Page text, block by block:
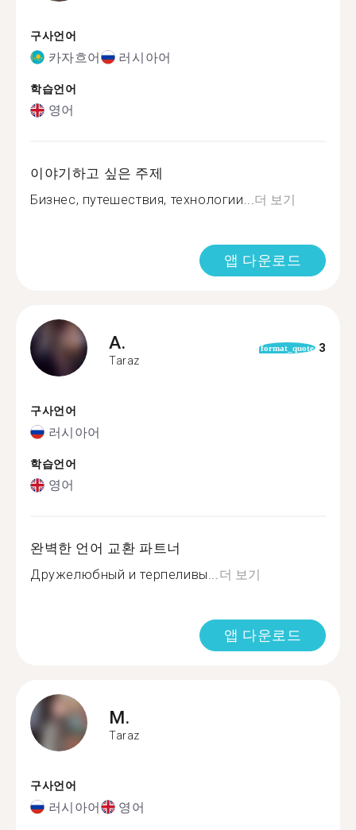
구사언어
카자흐어 러시아어
학습언어
영어
이야기하고 싶은 주제
Бизнес, путешествия, технологии...더 보기
앱 다운로드
A.
Taraz
format_quote 3
구사언어
러시아어
학습언어
영어
완벽한 언어 교환 파트너
Дружелюбный и терпеливы...더 보기
앱 다운로드
M.
Taraz
구사언어
러시아어 영어